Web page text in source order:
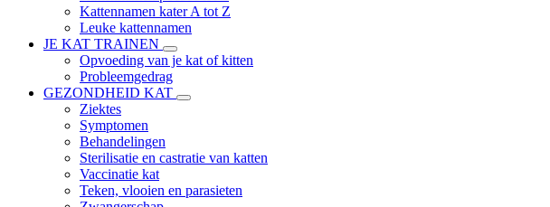
Kattennamen kater A tot Z
Leuke kattennamen
JE KAT TRAINEN
Opvoeding van je kat of kitten
Probleemgedrag
GEZONDHEID KAT
Ziektes
Symptomen
Behandelingen
Sterilisatie en castratie van katten
Vaccinatie kat
Teken, vlooien en parasieten